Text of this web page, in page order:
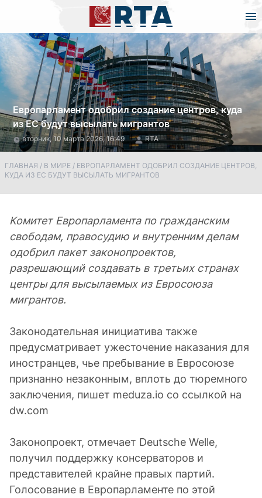
Европарламент одобрил создание центров, куда
из ЕС будут высылать мигрантов
вторник, 10 марта 2026, 16:49 RTA
ГЛАВНАЯ / В МИРЕ / ЕВРОПАРЛАМЕНТ ОДОБРИЛ СОЗДАНИЕ ЦЕНТРОВ,
КУДА ИЗ ЕС БУДУТ ВЫСЫЛАТЬ МИГРАНТОВ
Комитет Европарламента по гражданским
свободам, правосудию и внутренним делам
одобрил пакет законопроектов,
разрешающий создавать в третьих странах
центры для высылаемых из Евросоюза
мигрантов.
Законодательная инициатива также
предусматривает ужесточение наказания для
иностранцев, чье пребывание в Евросоюзе
признанно незаконным, вплоть до тюремного
заключения, пишет meduza.io со ссылкой на
dw.com
Законопроект, отмечает Deutsche Welle,
получил поддержку консерваторов и
представителей крайне правых партий.
Голосование в Европарламенте по этой